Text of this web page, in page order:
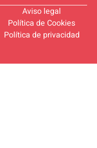
Aviso legal
Política de Cookies
Política de privacidad